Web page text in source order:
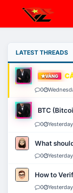
LATEST THREADS
VÀNG
0
BTC
0
What
0
How to
0